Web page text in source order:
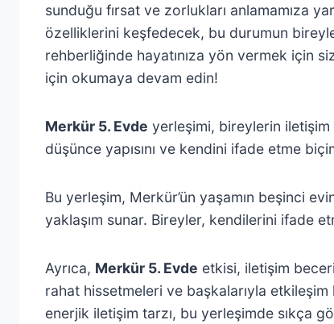
sunduğu fırsat ve zorlukları anlamamıza
özelliklerini keşfedecek, bu durumun
rehberliğinde hayatınıza yön vermek için
için okumaya devam edin!
Merkür 5. Evde yerleşimi, bireylerin
düşünce yapısını ve kendini ifade etme
Bu yerleşim, Merkür’ün yaşamın beşinci
yaklaşım sunar. Bireyler, kendilerini ifade
Ayrıca, Merkür 5. Evde etkisi, iletişim
rahat hissetmeleri ve başkalarıyla
enerjik iletişim tarzı, bu yerleşimde sıkça